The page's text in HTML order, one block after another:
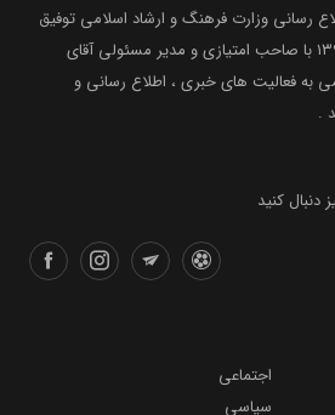
یافت از ۲۰ مرداد ماه سال ۱۳۹۹ با صاحب امتیازی و مدیر مسئولی آقای
به فعالیت های خبری ، اطلاع رسانی و
.
سیاسی
ورزشی